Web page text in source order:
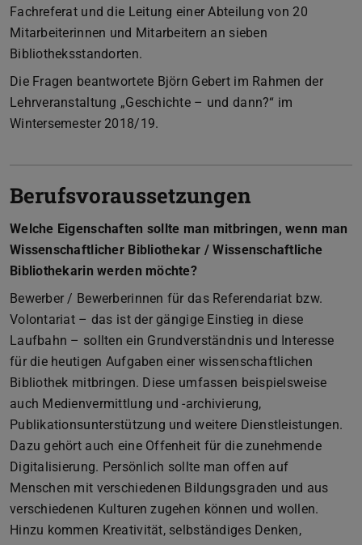
Fachreferat und die Leitung einer Abteilung von 20
Mitarbeiterinnen und Mitarbeitern an sieben
Bibliotheksstandorten.
Die Fragen beantwortete Björn Gebert im Rahmen der
Lehrveranstaltung „Geschichte – und dann?“ im
Wintersemester 2018/19.
Berufsvoraussetzungen
Welche Eigenschaften sollte man mitbringen, wenn man
Wissenschaftlicher Bibliothekar / Wissenschaftliche
Bibliothekarin werden möchte?
Bewerber / Bewerberinnen für das Referendariat bzw.
Volontariat – das ist der gängige Einstieg in diese
Laufbahn – sollten ein Grundverständnis und Interesse
für die heutigen Aufgaben einer wissenschaftlichen
Bibliothek mitbringen. Diese umfassen beispielsweise
auch Medienvermittlung und -archivierung,
Publikationsunterstützung und weitere Dienstleistungen.
Dazu gehört auch eine Offenheit für die zunehmende
Digitalisierung. Persönlich sollte man offen auf
Menschen mit verschiedenen Bildungsgraden und aus
verschiedenen Kulturen zugehen können und wollen.
Hinzu kommen Kreativität, selbständiges Denken,